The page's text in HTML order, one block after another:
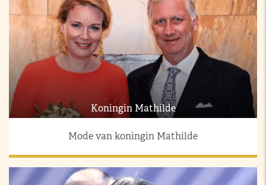
Koningin Mathilde
Mode van koningin Mathilde